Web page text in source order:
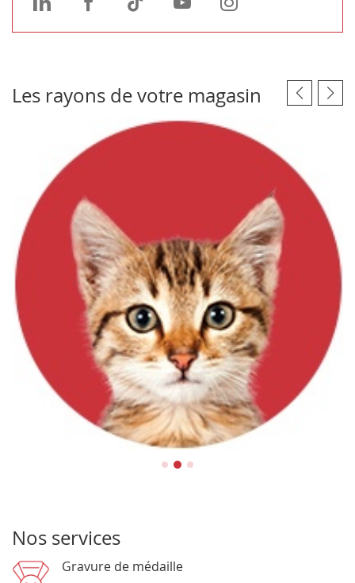
Animalis
Saint-
Laye
Animalis
Saint-
Laye
Animalis
Saint-
en-
Laye
Animalis
Saint-
Laye
Animalis
Saint-
en-
Laye
Les rayons de votre magasin
Nos services
Gravure de médaille